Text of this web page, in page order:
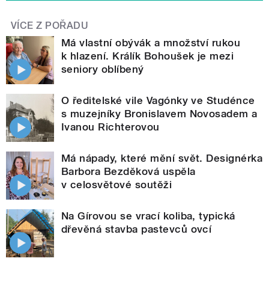
VÍCE Z POŘADU
Má vlastní obývák a množství rukou
k hlazení. Králík Bohoušek je mezi
seniory oblíbený
O ředitelské vile Vagónky ve Studénce
s muzejníky Bronislavem Novosadem a
Ivanou Richterovou
Má nápady, které mění svět. Designérka
Barbora Bezděková uspěla
v celosvětové soutěži
Na Gírovou se vrací koliba, typická
dřevěná stavba pastevců ovcí